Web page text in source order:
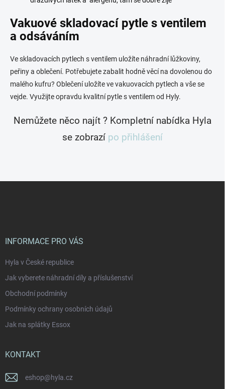
Vakuové skladovací pytle s ventilem
a odsáváním
Ve skladovacích pytlech s ventilem uložíte náhradní lůžkoviny,
peřiny a oblečení. Potřebujete zabalit hodně věcí na dovolenou do
malého kufru? Oblečení uložíte ve vakuovacích pytlech a vše se
vejde. Využijte opravdu kvalitní pytle s ventilem od Hyly.
Nemůžete něco najít ? Kompletní nabídka Hyla
se zobrazí po přihlášení
INFORMACE PRO VÁS
Hyla v České republice
Jak vyberete náhradní díly a příslušenství
Obchodní podmínky
Podmínky ochrany osobních údajů
Jak na splátky Essox
KONTAKT
eshop@hyla.cz